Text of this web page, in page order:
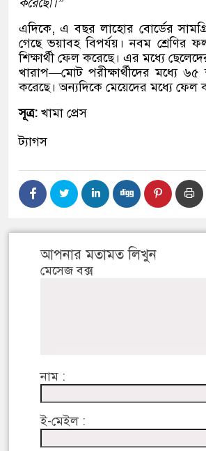
এদিকে, এ বছর লাহোর বোর্ডের
গেছে ভয়াবহ বিপর্যয়। নবম শ্রেণির
শিক্ষার্থী ফেল করেছে। এর মধ্যে
খারাপ—মোট পরীক্ষার্থীদের মধ্যে
করেছে। অন্যদিকে মেয়েদের মধ্যে ফেল
সূত্র: খামা প্রেস
ট্যাগস
আপনার মতামত লিখুন
মেসেজ বক্স
নাম :
ই-মেইল :